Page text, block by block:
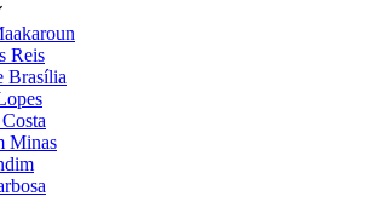
Reis
Brasília
Minas